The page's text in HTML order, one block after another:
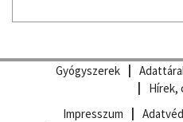
Gyógyszerek
Hírek,
Impresszum